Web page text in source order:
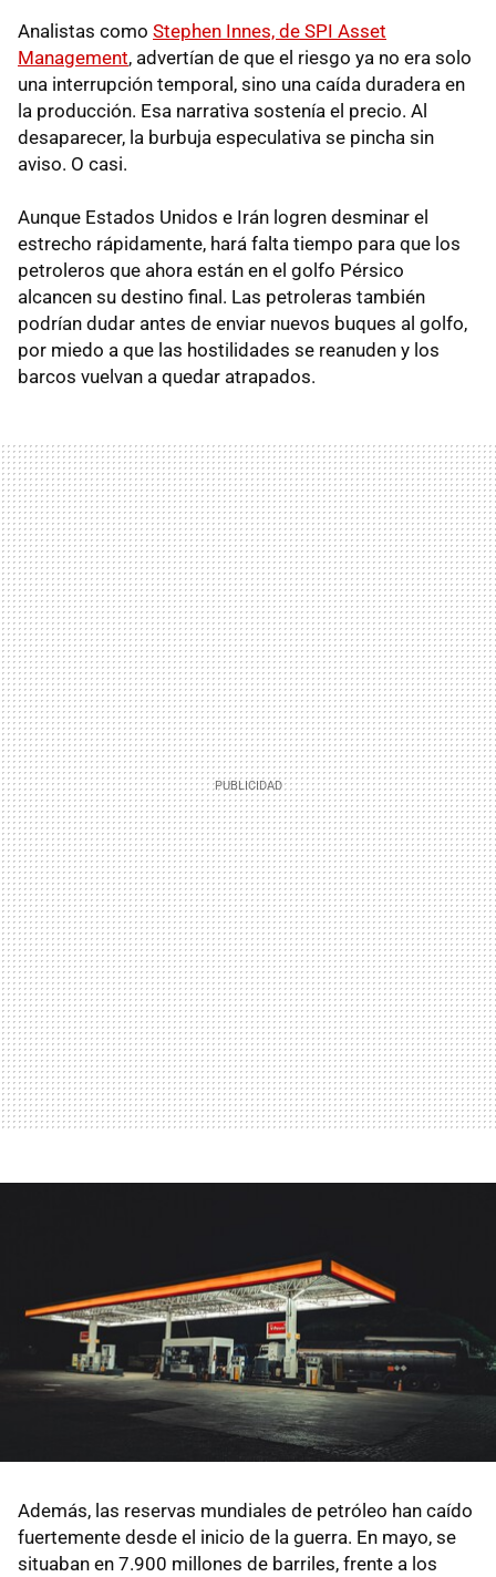
Analistas como Stephen Innes, de SPI Asset
Management, advertían de que el riesgo ya no era solo
una interrupción temporal, sino una caída duradera en
la producción. Esa narrativa sostenía el precio. Al
desaparecer, la burbuja especulativa se pincha sin
aviso. O casi.
Aunque Estados Unidos e Irán logren desminar el
estrecho rápidamente, hará falta tiempo para que los
petroleros que ahora están en el golfo Pérsico
alcancen su destino final. Las petroleras también
podrían dudar antes de enviar nuevos buques al golfo,
por miedo a que las hostilidades se reanuden y los
barcos vuelvan a quedar atrapados.
Además, las reservas mundiales de petróleo han caído
fuertemente desde el inicio de la guerra. En mayo, se
situaban en 7.900 millones de barriles, frente a los